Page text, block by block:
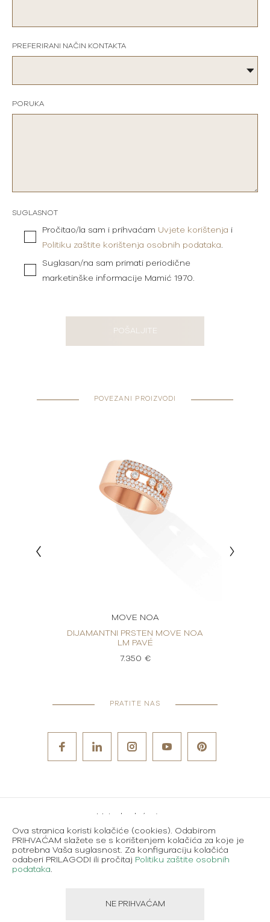
PREFERIRANI NAČIN KONTAKTA
PORUKA
SUGLASNOT
Pročitao/la sam i prihvaćam Uvjete korištenja i
Politiku zaštite korištenja osobnih podataka.
Suglasan/na sam primati periodične
marketinške informacije Mamić 1970.
POŠALJITE
POVEZANI PROIZVODI
MOVE NOA
DIJAMANTNI PRSTEN MOVE NOA
LM PAVÉ
7.350 €
PRATITE NAS
Karijere
Uvjeti korištenja
Ova stranica koristi kolačiće (cookies). Odabirom
PRIHVAĆAM slažete se s korištenjem kolačića za koje je
potrebna Vaša suglasnost. Za konfiguraciju kolačića
odaberi PRILAGODI ili pročitaj Politiku zaštite osobnih
podataka.
NE PRIHVAĆAM